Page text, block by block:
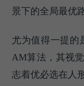
景下的全局最优
尤为值得一提的
AM算法，其视
志着优必选在人